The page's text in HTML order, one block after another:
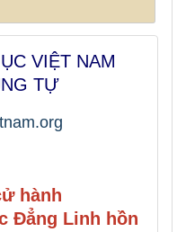
VIỆT NAM
TỰ
hành
Đẳng Linh hồn